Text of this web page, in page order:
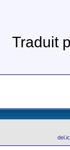
Traduit